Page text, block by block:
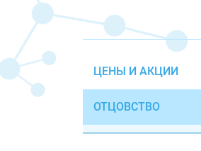
ЦЕНЫ И АКЦИИ
ОТЦОВСТВО